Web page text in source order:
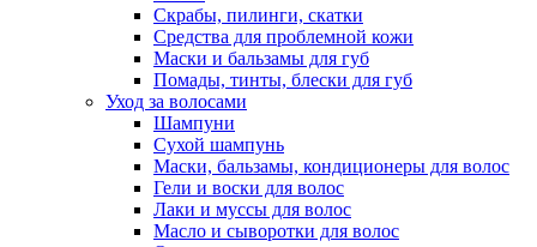
Скрабы, пилинги, скатки
Средства для проблемной кожи
Маски и бальзамы для губ
Помады, тинты, блески для губ
Уход за волосами
Шампуни
Сухой шампунь
Маски, бальзамы, кондиционеры для волос
Гели и воски для волос
Лаки и муссы для волос
Масло и сыворотки для волос